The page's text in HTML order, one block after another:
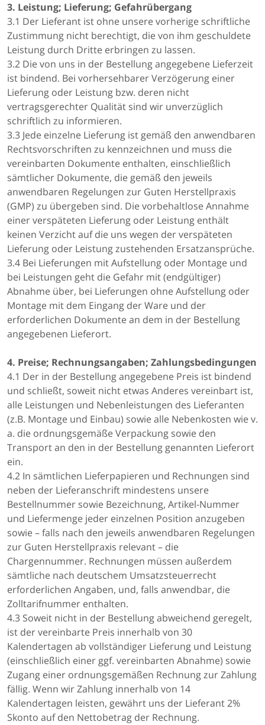
3. Leistung; Lieferung; Gefahrübergang
3.1 Der Lieferant ist ohne unsere vorherige schriftliche
Zustimmung nicht berechtigt, die von ihm geschuldete
Leistung durch Dritte erbringen zu lassen.
3.2 Die von uns in der Bestellung angegebene Lieferzeit
ist bindend. Bei vorhersehbarer Verzögerung einer
Lieferung oder Leistung bzw. deren nicht
vertragsgerechter Qualität sind wir unverzüglich
schriftlich zu informieren.
3.3 Jede einzelne Lieferung ist gemäß den anwendbaren
Rechtsvorschriften zu kennzeichnen und muss die
vereinbarten Dokumente enthalten, einschließlich
sämtlicher Dokumente, die gemäß den jeweils
anwendbaren Regelungen zur Guten Herstellpraxis
(GMP) zu übergeben sind. Die vorbehaltlose Annahme
einer verspäteten Lieferung oder Leistung enthält
keinen Verzicht auf die uns wegen der verspäteten
Lieferung oder Leistung zustehenden Ersatzansprüche.
3.4 Bei Lieferungen mit Aufstellung oder Montage und
bei Leistungen geht die Gefahr mit (endgültiger)
Abnahme über, bei Lieferungen ohne Aufstellung oder
Montage mit dem Eingang der Ware und der
erforderlichen Dokumente an dem in der Bestellung
angegebenen Lieferort.
4. Preise; Rechnungsangaben; Zahlungsbedingungen
4.1 Der in der Bestellung angegebene Preis ist bindend
und schließt, soweit nicht etwas Anderes vereinbart ist,
alle Leistungen und Nebenleistungen des Lieferanten
(z.B. Montage und Einbau) sowie alle Nebenkosten wie v.
a. die ordnungsgemäße Verpackung sowie den
Transport an den in der Bestellung genannten Lieferort
ein.
4.2 In sämtlichen Lieferpapieren und Rechnungen sind
neben der Lieferanschrift mindestens unsere
Bestellnummer sowie Bezeichnung, Artikel-Nummer
und Liefermenge jeder einzelnen Position anzugeben
sowie – falls nach den jeweils anwendbaren Regelungen
zur Guten Herstellpraxis relevant – die
Chargennummer. Rechnungen müssen außerdem
sämtliche nach deutschem Umsatzsteuerrecht
erforderlichen Angaben, und, falls anwendbar, die
Zolltarifnummer enthalten.
4.3 Soweit nicht in der Bestellung abweichend geregelt,
ist der vereinbarte Preis innerhalb von 30
Kalendertagen ab vollständiger Lieferung und Leistung
(einschließlich einer ggf. vereinbarten Abnahme) sowie
Zugang einer ordnungsgemäßen Rechnung zur Zahlung
fällig. Wenn wir Zahlung innerhalb von 14
Kalendertagen leisten, gewährt uns der Lieferant 2%
Skonto auf den Nettobetrag der Rechnung.